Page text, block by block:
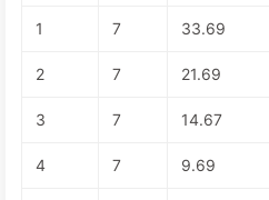
1 7 33.69
2 7 21.69
3 7 14.67
4 7 9.69